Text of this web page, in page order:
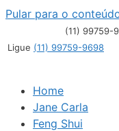
Pular para o
(11)
Ligue (11) 99759-9698
Home
Jane Carla
Feng Shui